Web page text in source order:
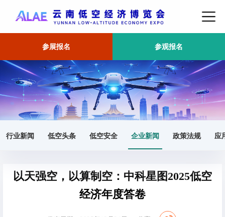
参展报名 参观报名
行业新闻 低空头条 低空安全 企业新闻 政策法规 应
首页 企业新闻 正文
以天强空，以算制空：中科星图2025低空
经济年度答卷